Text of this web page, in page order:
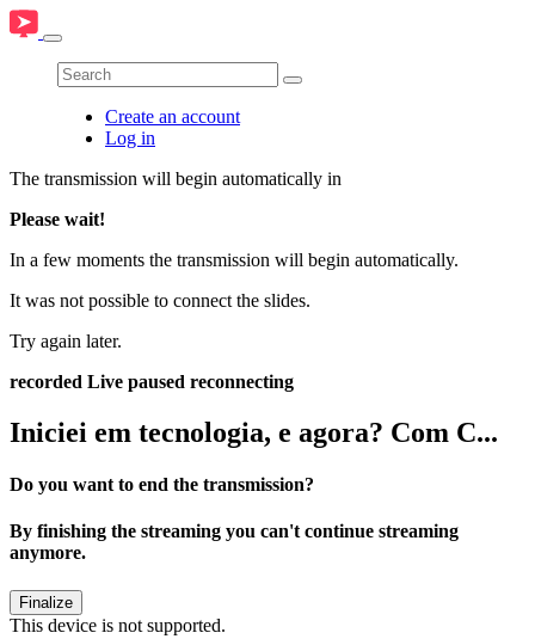
Create an account
Log in
The transmission will begin automatically in
Please wait!
In a few moments the transmission will begin automatically.
It was not possible to connect the slides.
Try again later.
recorded Live paused reconnecting
Iniciei em tecnologia, e agora? Com C...
Do you want to end the transmission?
By finishing the streaming you can't continue streaming
anymore.
This device is not supported.